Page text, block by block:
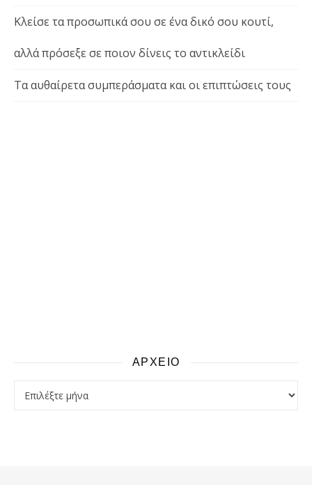
Κλείσε τα προσωπικά σου σε ένα δικό σου κουτί,
αλλά πρόσεξε σε ποιον δίνεις το αντικλείδι
Τα αυθαίρετα συμπεράσματα και οι επιπτώσεις τους
ΑΡΧΕΙΟ